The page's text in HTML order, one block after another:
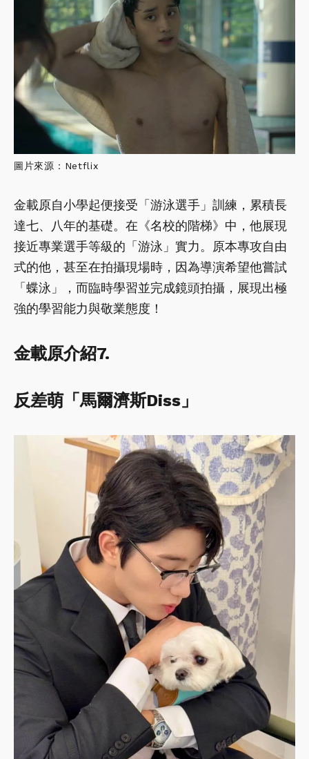
圖片來源：Netflix
金載原自小學起便接受「游泳選手」訓練，累積長
達七、八年的基礎。在《名校的階梯》中，他展現
接近專業選手等級的「游泳」實力。原本專攻自由
式的他，甚至在拍攝現場時，因為導演希望他嘗試
「蝶泳」，而臨時學習並完成鏡頭拍攝，展現出極
強的學習能力與敬業態度！
金載原介紹7.
反差萌「馬爾濟斯Diss」